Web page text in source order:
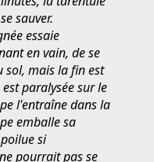
sauver.
essaie
en vain, de se
sol, mais la fin est
paralysée sur le
l'entraîne dans la
emballe sa
si
pourrait pas se